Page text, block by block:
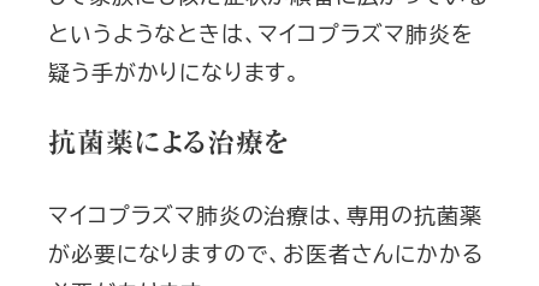
というようなときは、マイコプラズマ肺炎を
疑う手がかりになります。
抗菌薬による治療を
マイコプラズマ肺炎の治療は、専用の抗菌薬
が必要になりますので、お医者さんにかかる